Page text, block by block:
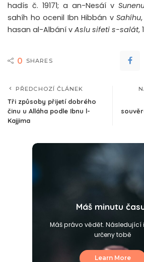
hadís č. 19171; a an-Nesáí v
sahíh ho ocenil Ibn Hibbán vSahíhu
hasan al-Albání v Aslu sifeti s-salát,
0 SHARES
PŘEDCHOZÍ ČLÁNEK
Tři způsoby přijetí dobrého
činu u Alláha podle Ibnu l-
Kajjima
Máš minutu
Máš právo vědět. Následující
určeny tobě
Learn More